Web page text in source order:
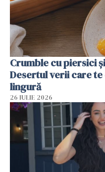
Crumble cu piersici
Desertul verii care
lingură
26 IULIE 2026